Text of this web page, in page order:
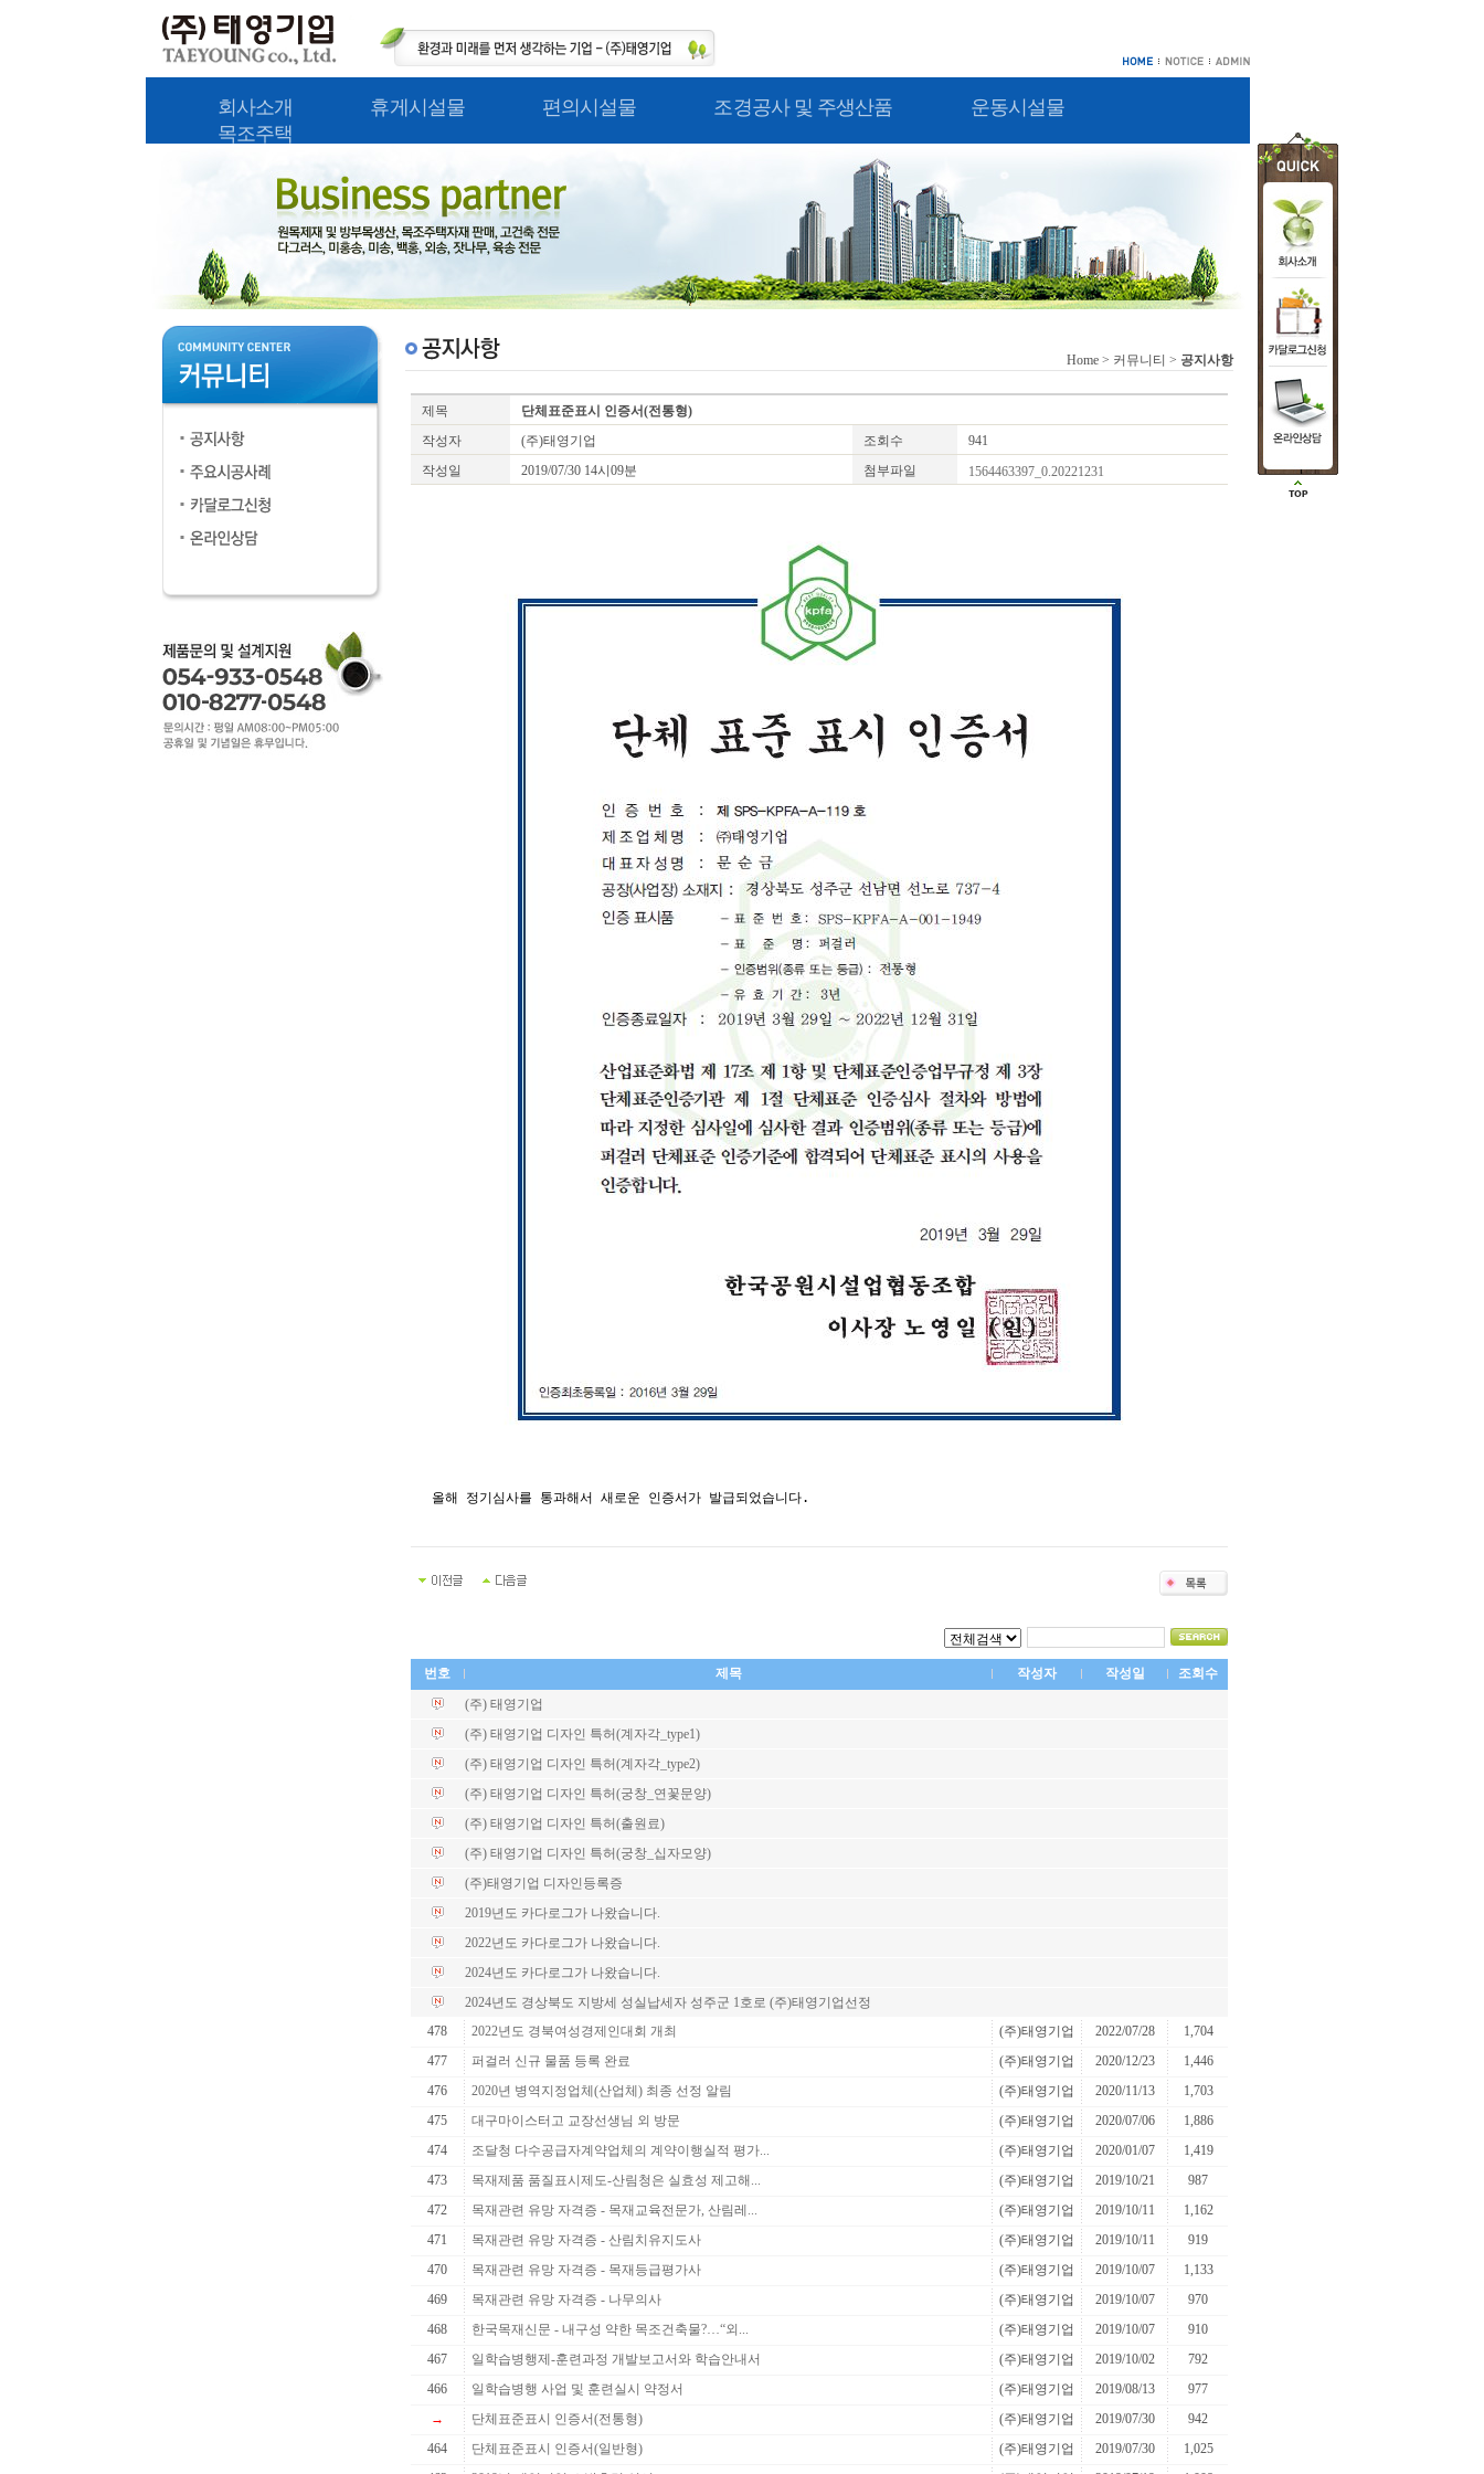
회사소개 휴게시설물 편의시설물 조경공사 및 주생산품
운동시설물
목조주택
Home > 커뮤니티 > 공지사항
제목
단체표준표시 인증서(전통형)
작성자
(주)태영기업 조회수
941
작성일
2019/07/30 14시09분 첨부파일 1564463397_0.20221231
올해 정기심사를 통과해서 새로운 인증서가 발급되었습니다.
번호 제목 작성자 작성일
조회수
(주) 태영기업
(주) 태영기업 디자인 특허(계자각_type1)
(주) 태영기업 디자인 특허(계자각_type2)
(주) 태영기업 디자인 특허(궁창_연꽃문양)
(주) 태영기업 디자인 특허(출원료)
(주) 태영기업 디자인 특허(궁창_십자모양)
(주)태영기업 디자인등록증
2019년도 카다로그가 나왔습니다.
2022년도 카다로그가 나왔습니다.
2024년도 카다로그가 나왔습니다.
2024년도 경상북도 지방세 성실납세자 성주군 1호로 (주)태영기업선정
478
2022년도 경북여성경제인대회 개최 (주)태영기업 2022/07/28
1,704
477
퍼걸러 신규 물품 등록 완료 (주)태영기업 2020/12/23
1,446
476
2020년 병역지정업체(산업체) 최종 선정 알림 (주)태영기업 2020/11/13
1,703
475
대구마이스터고 교장선생님 외 방문 (주)태영기업 2020/07/06
1,886
474
조달청 다수공급자계약업체의 계약이행실적 평가... (주)태영기업 2020/01/07
1,419
473
목재제품 품질표시제도-산림청은 실효성 제고해... (주)태영기업 2019/10/21
987
472
목재관련 유망 자격증 - 목재교육전문가, 산림레... (주)태영기업 2019/10/11
1,162
471
목재관련 유망 자격증 - 산림치유지도사 (주)태영기업 2019/10/11
919
470
목재관련 유망 자격증 - 목재등급평가사 (주)태영기업 2019/10/07
1,133
469
목재관련 유망 자격증 - 나무의사 (주)태영기업 2019/10/07
970
468
한국목재신문 - 내구성 약한 목조건축물?…“외... (주)태영기업 2019/10/07
910
467
일학습병행제-훈련과정 개발보고서와 학습안내서 (주)태영기업 2019/10/02
792
466
일학습병행 사업 및 훈련실시 약정서 (주)태영기업 2019/08/13
977
→
단체표준표시 인증서(전통형) (주)태영기업 2019/07/30
942
464
단체표준표시 인증서(일반형) (주)태영기업 2019/07/30
1,025